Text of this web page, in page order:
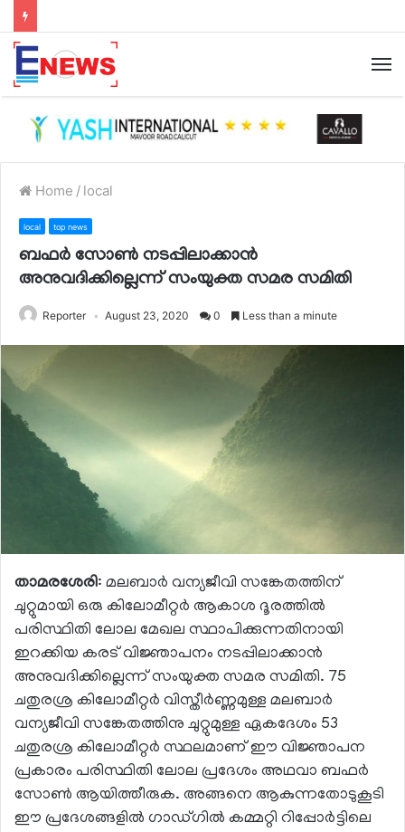
Home / local
local top news
ബഫര്‍ സോണ്‍ നടപ്പിലാക്കാന്‍
അനുവദിക്കില്ലെന്ന് സംയുക്ത സമര സമിതി
Reporter August 23, 2020 0 Less than a minute
താമരശേരി: മലബാര്‍ വന്യജീവി സങ്കേതത്തിന്
ചുറ്റുമായി ഒരു കിലോമീറ്റര്‍ ആകാശ ദൂരത്തില്‍
പരിസ്ഥിതി ലോല മേഖല സ്ഥാപിക്കുന്നതിനായി
ഇറക്കിയ കരട് വിജ്ഞാപനം നടപ്പിലാക്കാന്‍
അനുവദിക്കില്ലെന്ന് സംയുക്ത സമര സമിതി. 75
ചതുരശ്ര കിലോമീറ്റര്‍ വിസ്തീര്‍ണ്ണമുള്ള മലബാര്‍
വന്യജീവി സങ്കേതത്തിനു ചുറ്റുമുള്ള ഏകദേശം 53
ചതുരശ്ര കിലോമീറ്റര്‍ സ്ഥലമാണ് ഈ വിജ്ഞാപന
പ്രകാരം പരിസ്ഥിതി ലോല പ്രദേശം അഥവാ ബഫര്‍
സോണ്‍ ആയിത്തീരുക. അങ്ങനെ ആകുന്നതോടുകൂടി
ഈ പ്രദേശങ്ങളില്‍ ഗാഡ്ഗില്‍ കമ്മറ്റി റിപ്പോര്‍ട്ടിലെ